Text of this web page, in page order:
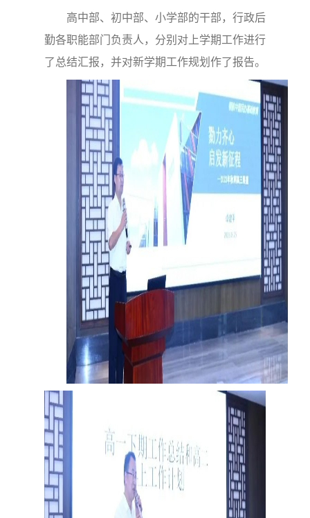
高中部、初中部、小学部的干部，行政后
勤各职能部门负责人，分别对上学期工作进行
了总结汇报，并对新学期工作规划作了报告。